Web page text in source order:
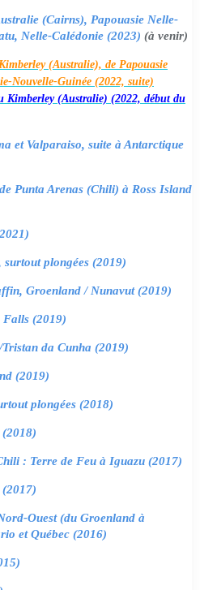
(Cairns), Papouasie Nelle-
Nelle-Calédonie (2023) (à venir)
(Australie), de Papouasie
Nouvelle-Guinée (2022, suite)
Kimberley (Australie) (2022, début du
et Valparaiso, suite à Antarctique
Punta Arenas (Chili) à Ross Island
plongées (2019)
Groenland / Nunavut (2019)
Falls (2019)
da Cunha (2019)
(2019)
plongées (2018)
: Terre de Feu à Iguazu (2017)
Ouest (du Groenland à
et Québec (2016)